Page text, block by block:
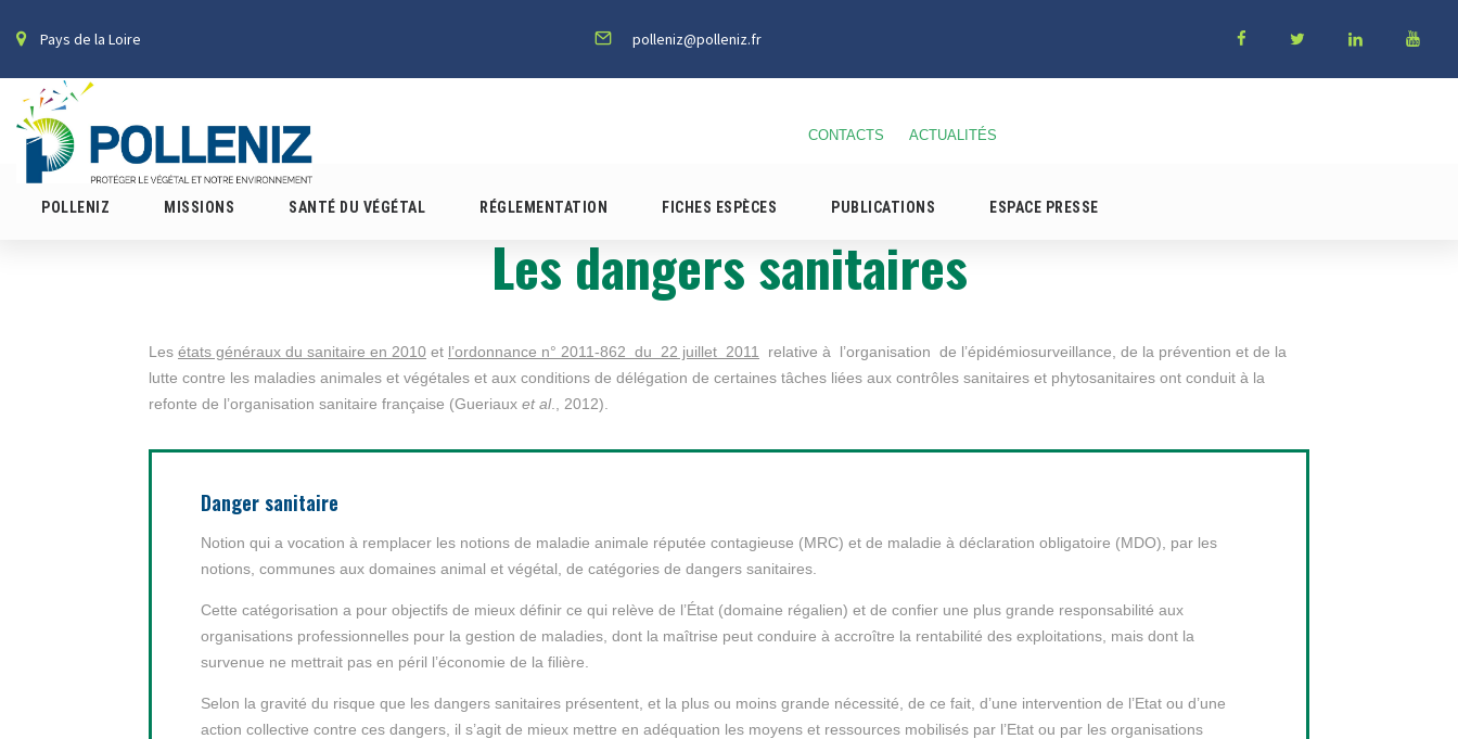
Pays de la Loire polleniz@polleniz.fr
CONTACTS ACTUALITÉS
POLLENIZ MISSIONS SANTÉ DU VÉGÉTAL RÉGLEMENTATION FICHES ESPÈCES PUBLICATIONS ESPACE PRESSE
Les dangers sanitaires
Les états généraux du sanitaire en 2010 et l’ordonnance n° 2011-862 du 22 juillet 2011
relative à l’organisation de l’épidémiosurveillance, de la prévention et de la
lutte contre les maladies animales et végétales et aux conditions de délégation de certaines tâches liées aux contrôles sanitaires et phytosanitaires ont conduit à la
refonte de l’organisation sanitaire française (Gueriaux et al., 2012).
Danger sanitaire
Notion qui a vocation à remplacer les notions de maladie animale réputée contagieuse (MRC) et de maladie à déclaration obligatoire (MDO), par les
notions, communes aux domaines animal et végétal, de catégories de dangers sanitaires.
Cette catégorisation a pour objectifs de mieux définir ce qui relève de l’État (domaine régalien) et de confier une plus grande responsabilité aux
organisations professionnelles pour la gestion de maladies, dont la maîtrise peut conduire à accroître la rentabilité des exploitations, mais dont la
survenue ne mettrait pas en péril l’économie de la filière.
Selon la gravité du risque que les dangers sanitaires présentent, et la plus ou moins grande nécessité, de ce fait, d’une intervention de l’Etat ou d’une
action collective contre ces dangers, il s’agit de mieux mettre en adéquation les moyens et ressources mobilisés par l’Etat ou par les organisations